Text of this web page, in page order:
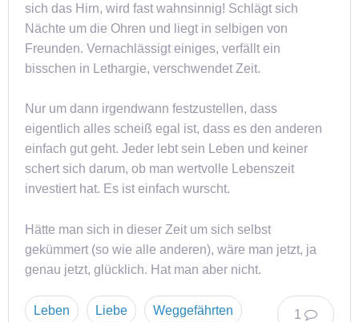
sich das Hirn, wird fast wahnsinnig! Schlägt sich
Nächte um die Ohren und liegt in selbigen von
Freunden. Vernachlässigt einiges, verfällt ein
bisschen in Lethargie, verschwendet Zeit.
Nur um dann irgendwann festzustellen, dass
eigentlich alles scheiß egal ist, dass es den anderen
einfach gut geht. Jeder lebt sein Leben und keiner
schert sich darum, ob man wertvolle Lebenszeit
investiert hat. Es ist einfach wurscht.
Hätte man sich in dieser Zeit um sich selbst
gekümmert (so wie alle anderen), wäre man jetzt, ja
genau jetzt, glücklich. Hat man aber nicht.
1
Leben Liebe Weggefährten